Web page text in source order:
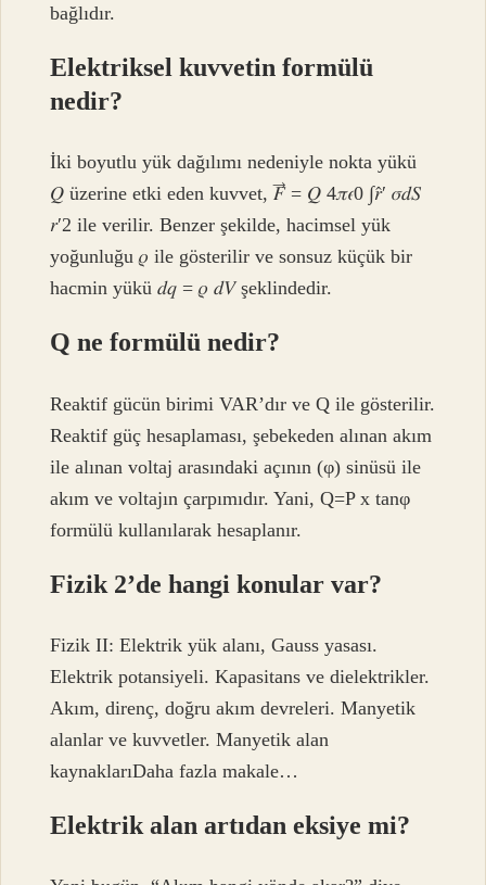
bağlıdır.
Elektriksel kuvvetin formülü
nedir?
İki boyutlu yük dağılımı nedeniyle nokta yükü
𝑄 üzerine etki eden kuvvet, 𝐹⃗ = 𝑄 4𝜋𝜖0 ∫𝑟̂′ 𝜎𝑑𝑆
𝑟′2 ile verilir. Benzer şekilde, hacimsel yük
yoğunluğu 𝜌 ile gösterilir ve sonsuz küçük bir
hacmin yükü 𝑑𝑞 = 𝜌 𝑑𝑉 şeklindedir.
Q ne formülü nedir?
Reaktif gücün birimi VAR’dır ve Q ile gösterilir.
Reaktif güç hesaplaması, şebekeden alınan akım
ile alınan voltaj arasındaki açının (φ) sinüsü ile
akım ve voltajın çarpımıdır. Yani, Q=P x tanφ
formülü kullanılarak hesaplanır.
Fizik 2’de hangi konular var?
Fizik II: Elektrik yük alanı, Gauss yasası.
Elektrik potansiyeli. Kapasitans ve dielektrikler.
Akım, direnç, doğru akım devreleri. Manyetik
alanlar ve kuvvetler. Manyetik alan
kaynaklarıDaha fazla makale…
Elektrik alan artıdan eksiye mi?